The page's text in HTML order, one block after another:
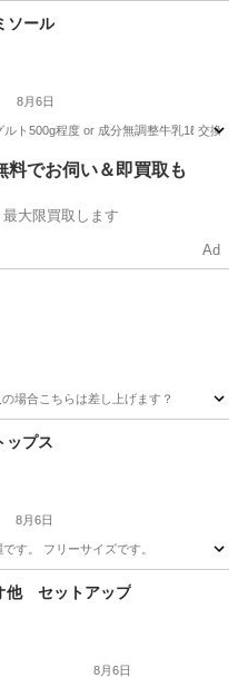
キャミソール
8月6日
ト500g程度 or 成分無調整牛乳1ℓ 交換
ツ キャミソール
料でお伺い＆即買取も
大限買取します
Ad
場合こちらは差し上げます？
ートプス
8月6日
す。 フリーサイズです。
ー他 セットアップ
8月6日